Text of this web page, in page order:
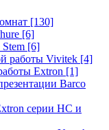
[130]
[6]
[6]
работы Vivitek [4]
Extron [1]
Barco
серии HC и